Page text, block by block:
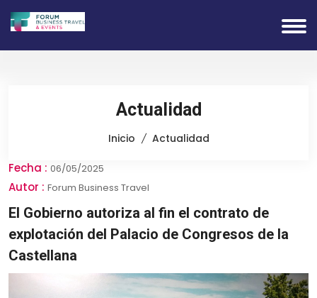
Actualidad
Inicio Actualidad
Fecha : 06/05/2025
Autor : Forum Business Travel
El Gobierno autoriza al fin el contrato de
explotación del Palacio de Congresos de la
Castellana